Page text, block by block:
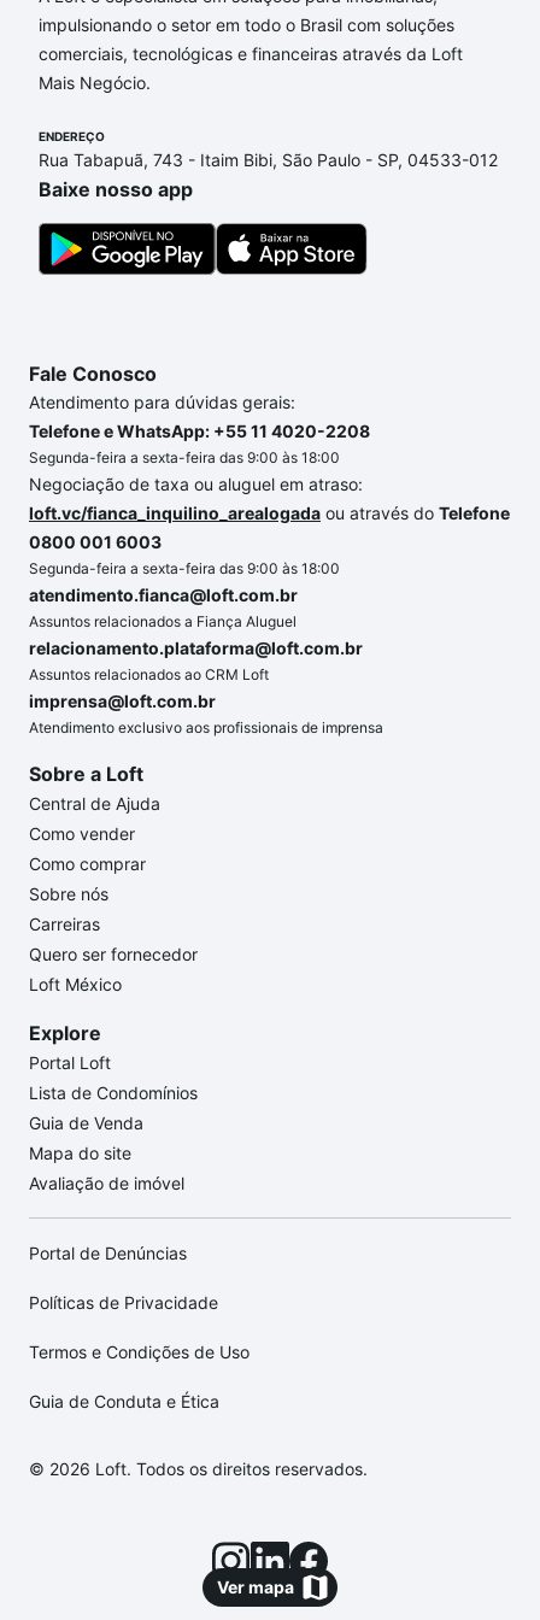
Ver mapa
SP?
Aqui na Loft temos a oferta ideal para você, com
Apartamentos com 3 vagas à venda em Jardim
partir de R$ 0 e com nossas opções de
financiamento imobiliário as parcelas podem se
adequar ao seu orçamento. Se ainda tem alguma
dúvida dos custos envolvidos no processo de
compra, veja em nosso portal quanto custa comprar
impulsionando o setor em todo o Brasil com soluções
comerciais, tecnológicas e financeiras através da Loft
Mais Negócio.
ENDEREÇO
Rua Tabapuã, 743 - Itaim Bibi, São Paulo - SP, 04533-012
Baixe nosso app
Fale Conosco
Atendimento para dúvidas gerais:
Telefone e WhatsApp: +55 11 4020-2208
Segunda-feira a sexta-feira das 9:00 às 18:00
Negociação de taxa ou aluguel em atraso:
loft.vc/fianca_inquilino_arealogada ou através do Telefone
0800 001 6003
Segunda-feira a sexta-feira das 9:00 às 18:00
atendimento.fianca@loft.com.br
Assuntos relacionados a Fiança Aluguel
relacionamento.plataforma@loft.com.br
Assuntos relacionados ao CRM Loft
imprensa@loft.com.br
Atendimento exclusivo aos profissionais de imprensa
Sobre a Loft
Central de Ajuda
Como vender
Como comprar
Sobre nós
Carreiras
Quero ser fornecedor
Loft México
Explore
Portal Loft
Lista de Condomínios
Guia de Venda
Mapa do site
Avaliação de imóvel
Portal de Denúncias
Políticas de Privacidade
Termos e Condições de Uso
Guia de Conduta e Ética
© 2026 Loft. Todos os direitos reservados.